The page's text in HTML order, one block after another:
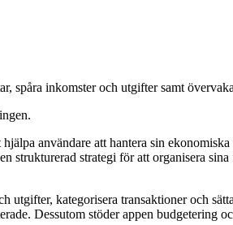
spåra inkomster och utgifter samt
användare att hantera sin
strukturerad strategi för att organisera
kategorisera transaktioner och
Dessutom stöder appen